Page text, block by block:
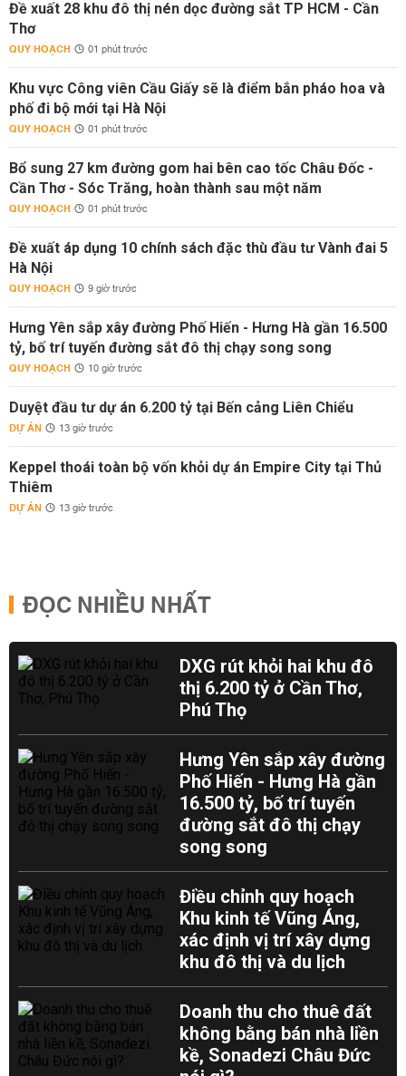
Đề xuất 28 khu đô thị nén dọc đường sắt TP HCM - Cần
Thơ
QUY HOẠCH 01 phút trước
Khu vực Công viên Cầu Giấy sẽ là điểm bắn pháo hoa và
phố đi bộ mới tại Hà Nội
QUY HOẠCH 01 phút trước
Bổ sung 27 km đường gom hai bên cao tốc Châu Đốc -
Cần Thơ - Sóc Trăng, hoàn thành sau một năm
QUY HOẠCH 01 phút trước
Đề xuất áp dụng 10 chính sách đặc thù đầu tư Vành đai 5
Hà Nội
QUY HOẠCH 9 giờ trước
Hưng Yên sắp xây đường Phố Hiến - Hưng Hà gần 16.500
tỷ, bố trí tuyến đường sắt đô thị chạy song song
QUY HOẠCH 10 giờ trước
Duyệt đầu tư dự án 6.200 tỷ tại Bến cảng Liên Chiểu
DỰ ÁN 13 giờ trước
Keppel thoái toàn bộ vốn khỏi dự án Empire City tại Thủ
Thiêm
DỰ ÁN 13 giờ trước
ĐỌC NHIỀU NHẤT
DXG rút khỏi hai khu đô
thị 6.200 tỷ ở Cần Thơ,
Phú Thọ
Hưng Yên sắp xây đường
Phố Hiến - Hưng Hà gần
16.500 tỷ, bố trí tuyến
đường sắt đô thị chạy
song song
Điều chỉnh quy hoạch
Khu kinh tế Vũng Áng,
xác định vị trí xây dựng
khu đô thị và du lịch
Doanh thu cho thuê đất
không bằng bán nhà liền
kề, Sonadezi Châu Đức